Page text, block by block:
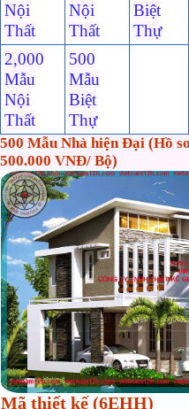
Nội
Thất
Nội
Thất
Biệt
Thự
2,000
Mẫu
Nội
Thất
500
Mẫu
Biệt
Thự
500 Mẫu Nhà hiện Đại (Hồ
500.000 VNĐ/ Bộ)
Mã thiết kế (6EHH)